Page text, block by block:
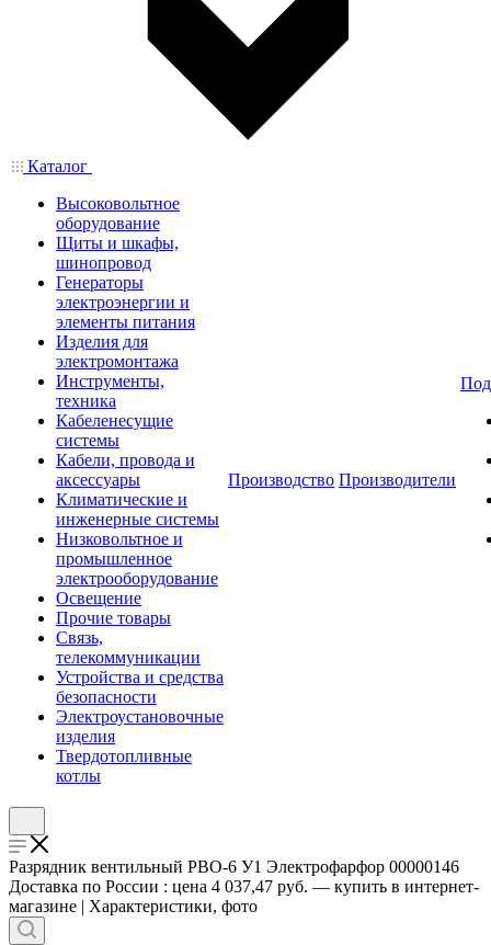
Каталог
Высоковольтное
оборудование
Щиты и шкафы,
шинопровод
Генераторы
электроэнергии и
элементы питания
Изделия для
электромонтажа
Инструменты,
техника
Кабеленесущие
системы
Кабели, провода и
аксессуары
Климатические и
инженерные системы
Низковольтное и
промышленное
электрооборудование
Освещение
Прочие товары
Связь,
телекоммуникации
Устройства и средства
безопасности
Электроустановочные
изделия
Твердотопливные
котлы
Производство Производители
Разрядник вентильный РВО-6 У1 Электрофарфор 00000146
Доставка по России : цена 4 037,47 руб. — купить в интернет-
магазине | Характеристики, фото